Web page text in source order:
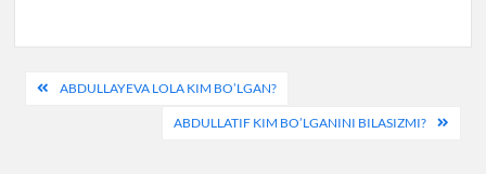
PostABDULLAYEVA LOLA KIM BO’LGAN?
ABDULLATIF KIM BO’LGANINI BILASIZMI?